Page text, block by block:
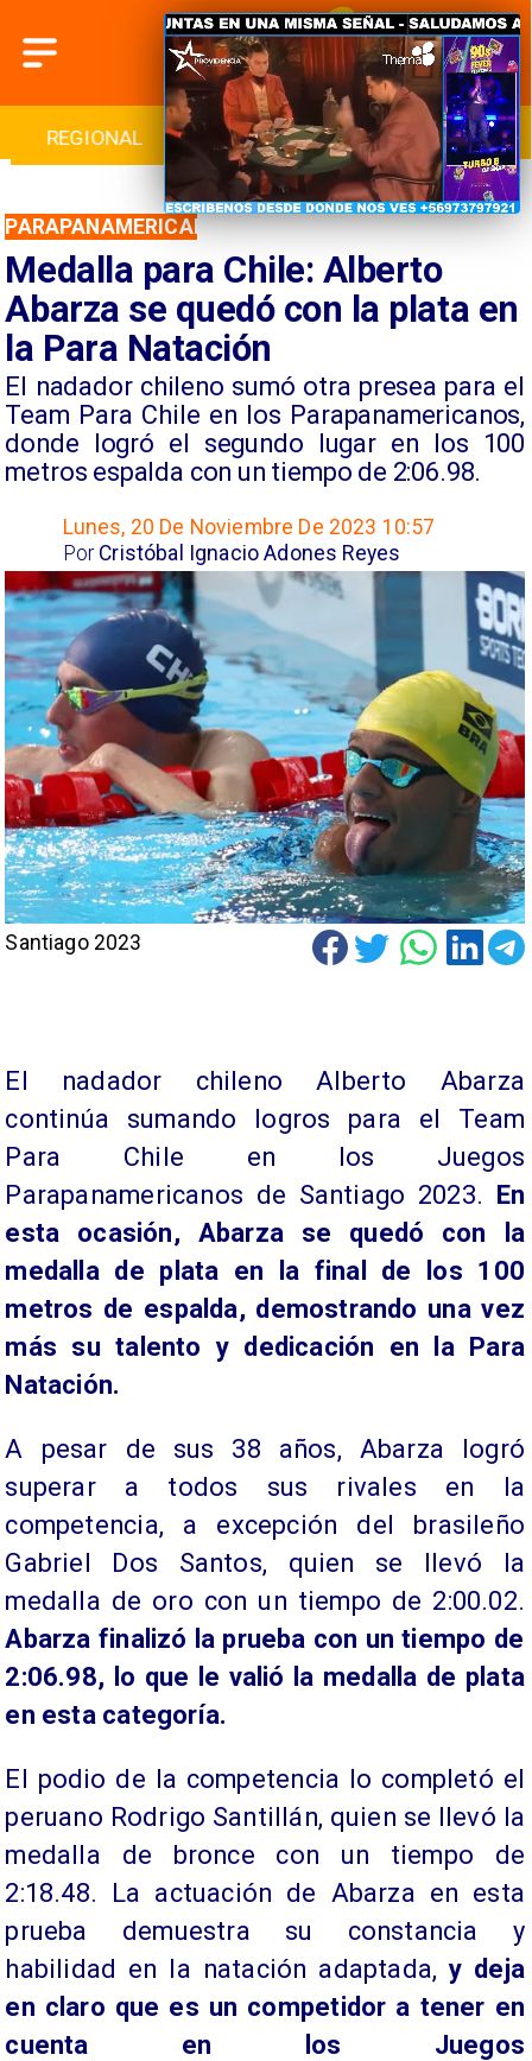
REGIONAL INTERNACIONAL DEPORTES
Medalla para Chile: Alberto
Abarza se quedó con la plata en
la Para Natación
​El nadador chileno sumó otra presea para el
Team Para Chile en los Parapanamericanos,
donde logró el segundo lugar en los 100
metros espalda con un tiempo de 2:06.98.
PARAPANAMERICANOS
Lunes, 20 De Noviembre De 2023 10:57
Cristóbal Ignacio Adones Reyes
Por
Santiago 2023
El nadador chileno Alberto Abarza
continúa sumando logros para el Team
Para Chile en los Juegos
Parapanamericanos de Santiago 2023. En
esta ocasión, Abarza se quedó con la
medalla de plata en la final de los 100
metros de espalda, demostrando una vez
más su talento y dedicación en la Para
Natación.
A pesar de sus 38 años, Abarza logró
superar a todos sus rivales en la
competencia, a excepción del brasileño
Gabriel Dos Santos, quien se llevó la
medalla de oro con un tiempo de 2:00.02.
Abarza finalizó la prueba con un tiempo de
2:06.98, lo que le valió la medalla de plata
en esta categoría.
El podio de la competencia lo completó el
peruano Rodrigo Santillán, quien se llevó la
medalla de bronce con un tiempo de
2:18.48. La actuación de Abarza en esta
prueba demuestra su constancia y
habilidad en la natación adaptada,y deja
en claro que es un competidor a tener en
cuenta en los Juegos